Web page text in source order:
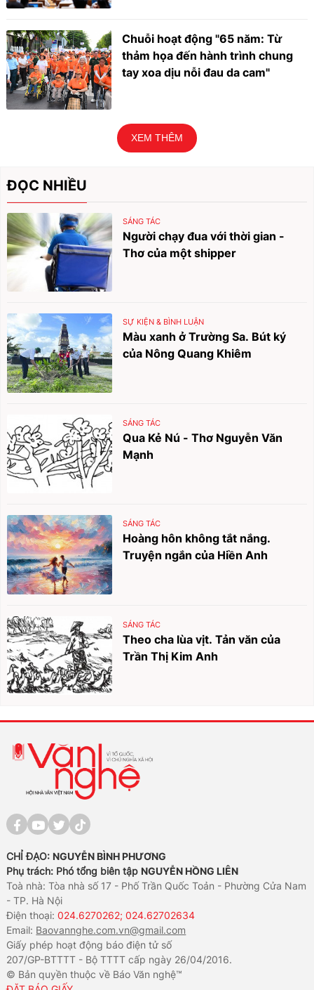
Chuỗi hoạt động "65 năm: Từ
thảm họa đến hành trình chung
tay xoa dịu nỗi đau da cam"
XEM THÊM
ĐỌC NHIỀU
SÁNG TÁC
Người chạy đua với thời gian -
Thơ của một shipper
SỰ KIỆN & BÌNH LUẬN
Màu xanh ở Trường Sa. Bút ký
của Nông Quang Khiêm
SÁNG TÁC
Qua Kẻ Nú - Thơ Nguyễn Văn
Mạnh
SÁNG TÁC
Hoàng hôn không tắt nắng.
Truyện ngắn của Hiền Anh
SÁNG TÁC
Theo cha lùa vịt. Tản văn của
Trần Thị Kim Anh
CHỈ ĐẠO: NGUYỄN BÌNH PHƯƠNG
Phụ trách: Phó tổng biên tập NGUYỄN HỒNG LIÊN
Toà nhà: Tòa nhà số 17 - Phố Trần Quốc Toản - Phường Cửa Nam
- TP. Hà Nội
Điện thoại:024.6270262; 024.62702634
Email: Baovannghe.com.vn@gmail.com
Giấy phép hoạt động báo điện tử số
207/GP-BTTTT - Bộ TTTT cấp ngày 26/04/2016.
© Bản quyền thuộc về Báo Văn nghệ™